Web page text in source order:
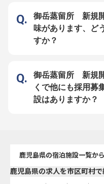
御岳蒸留所 新規
味があります、ど
すか？
御岳蒸留所 新規
くで他にも採用募
設はありますか？
鹿児島県の宿泊施設一覧か
鹿児島県の求人を市区町村で